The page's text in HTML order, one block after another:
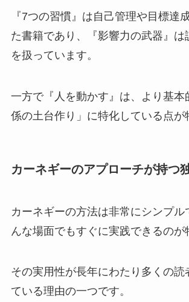
『7つの習慣』は自己管理や目標達
た書籍であり、『影響力の武器』は
を扱っています。
一方で『人を動かす』は、より基本
係の土台作り」に特化している点が
カーネギーのアプローチが持つ
カーネギーの方法は非常にシンプル
んな場面でもすぐに実践できるのが
その実用性が長年にわたり多くの読
ている理由の一つです。